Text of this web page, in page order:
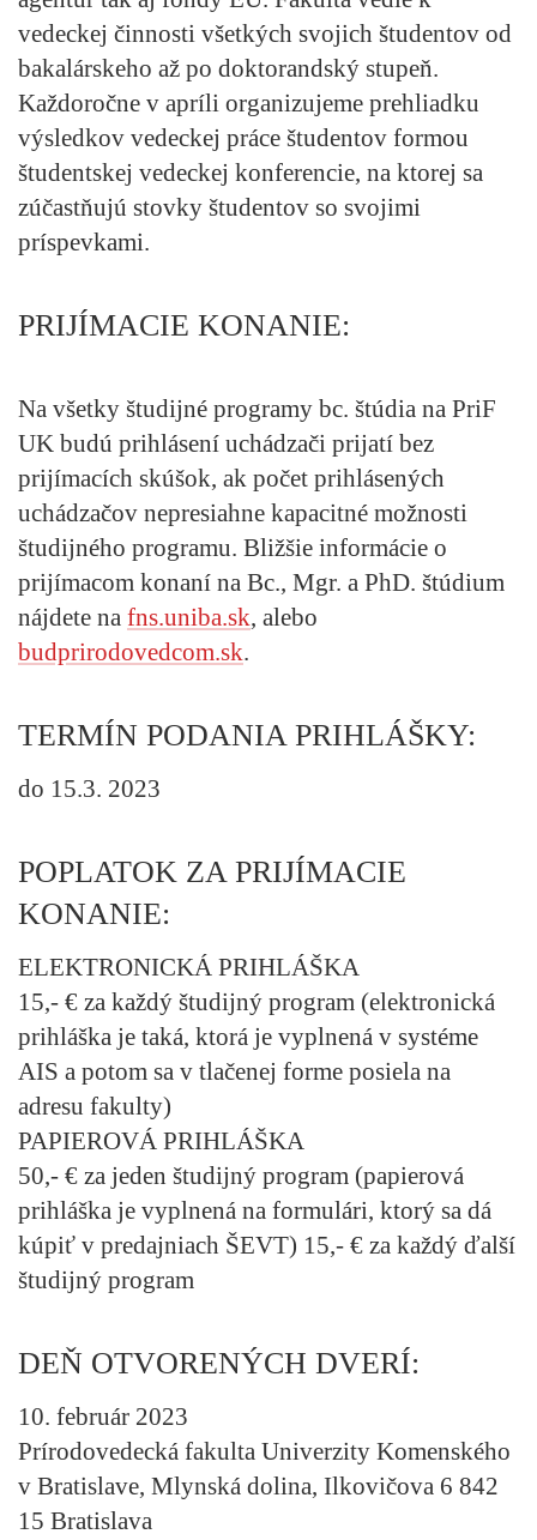
vedeckej činnosti všetkých svojich študentov od
bakalárskeho až po doktorandský stupeň.
Každoročne v apríli organizujeme prehliadku
výsledkov vedeckej práce študentov formou
študentskej vedeckej konferencie, na ktorej sa
zúčastňujú stovky študentov so svojimi
príspevkami.
PRIJÍMACIE KONANIE:
Na všetky študijné programy bc. štúdia na PriF
UK budú prihlásení uchádzači prijatí bez
prijímacích skúšok, ak počet prihlásených
uchádzačov nepresiahne kapacitné možnosti
študijného programu. Bližšie informácie o
prijímacom konaní na Bc., Mgr. a PhD. štúdium
nájdete na fns.uniba.sk, alebo
budprirodovedcom.sk.
TERMÍN PODANIA PRIHLÁŠKY:
do 15.3. 2023
POPLATOK ZA PRIJÍMACIE
KONANIE:
ELEKTRONICKÁ PRIHLÁŠKA
15,- € za každý študijný program (elektronická
prihláška je taká, ktorá je vyplnená v systéme
AIS a potom sa v tlačenej forme posiela na
adresu fakulty)
PAPIEROVÁ PRIHLÁŠKA
50,- € za jeden študijný program (papierová
prihláška je vyplnená na formulári, ktorý sa dá
kúpiť v predajniach ŠEVT) 15,- € za každý ďalší
študijný program
DEŇ OTVORENÝCH DVERÍ:
10. február 2023​
Prírodovedecká fakulta Univerzity Komenského
v Bratislave, Mlynská dolina, Ilkovičova 6 842
15 Bratislava